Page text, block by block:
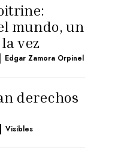
mundo, un
vez
| Edgar Zamora Orpinel
derechos
| Visibles